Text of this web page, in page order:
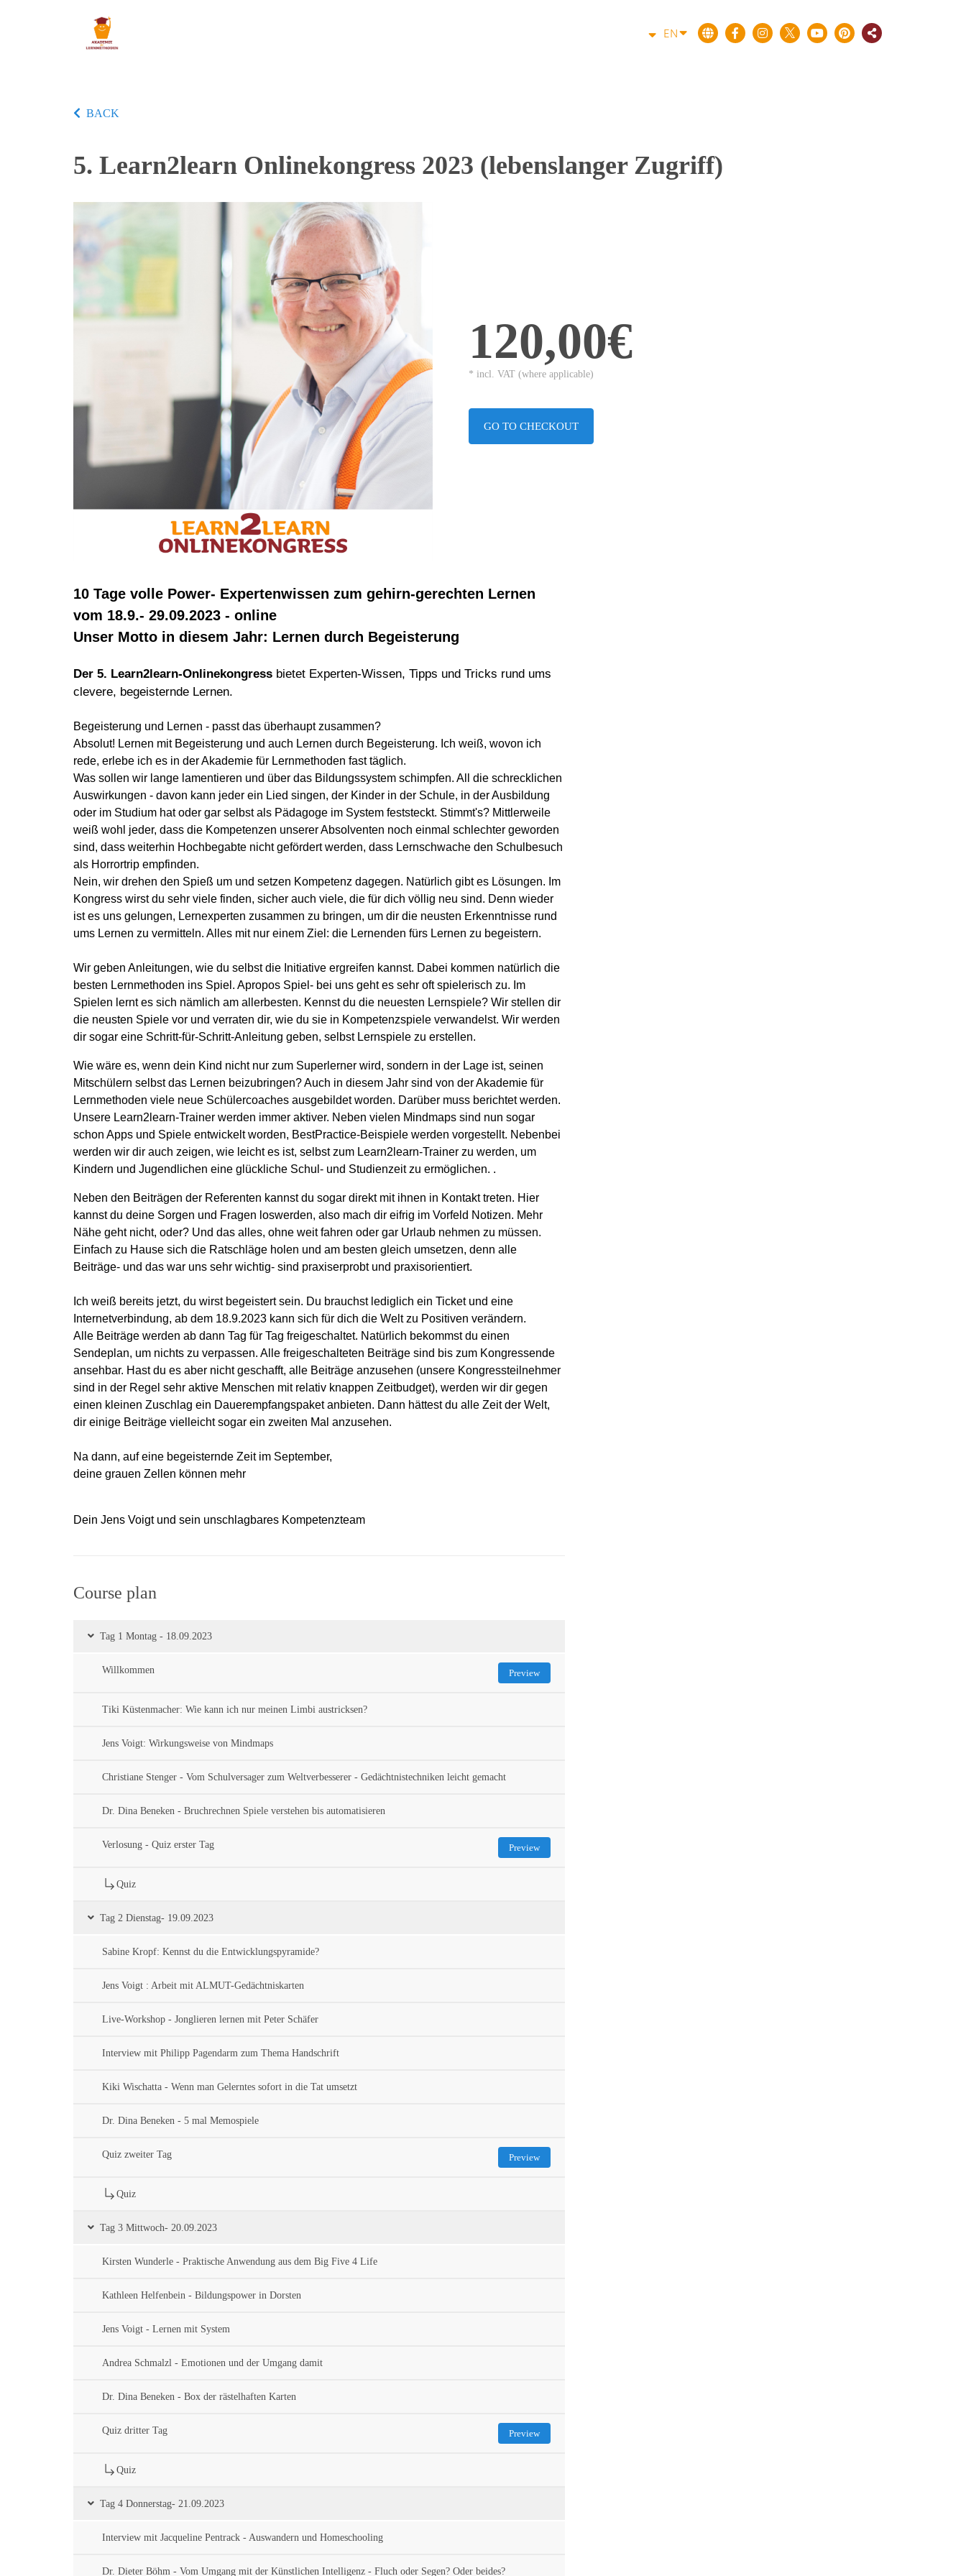
EN
BACK
5. Learn2learn Onlinekongress 2023 (lebenslanger Zugriff)
120,00€
* incl. VAT (where applicable)
GO TO CHECKOUT
10 Tage volle Power- Expertenwissen zum gehirn-gerechten Lernen
vom 18.9.- 29.09.2023 - online
Unser Motto in diesem Jahr: Lernen durch Begeisterung
Der 5. Learn2learn-Onlinekongress bietet Experten-Wissen, Tipps und Tricks rund ums
clevere, begeisternde Lernen.
Begeisterung und Lernen - passt das überhaupt zusammen?
Absolut! Lernen mit Begeisterung und auch Lernen durch Begeisterung. Ich weiß, wovon ich
rede, erlebe ich es in der Akademie für Lernmethoden fast täglich.
Was sollen wir lange lamentieren und über das Bildungssystem schimpfen. All die schrecklichen
Auswirkungen - davon kann jeder ein Lied singen, der Kinder in der Schule, in der Ausbildung
oder im Studium hat oder gar selbst als Pädagoge im System feststeckt. Stimmt's? Mittlerweile
weiß wohl jeder, dass die Kompetenzen unserer Absolventen noch einmal schlechter geworden
sind, dass weiterhin Hochbegabte nicht gefördert werden, dass Lernschwache den Schulbesuch
als Horrortrip empfinden.
Nein, wir drehen den Spieß um und setzen Kompetenz dagegen. Natürlich gibt es Lösungen. Im
Kongress wirst du sehr viele finden, sicher auch viele, die für dich völlig neu sind. Denn wieder
ist es uns gelungen, Lernexperten zusammen zu bringen, um dir die neusten Erkenntnisse rund
ums Lernen zu vermitteln. Alles mit nur einem Ziel: die Lernenden fürs Lernen zu begeistern.
Wir geben Anleitungen, wie du selbst die Initiative ergreifen kannst. Dabei kommen natürlich die
besten Lernmethoden ins Spiel. Apropos Spiel- bei uns geht es sehr oft spielerisch zu. Im
Spielen lernt es sich nämlich am allerbesten. Kennst du die neuesten Lernspiele? Wir stellen dir
die neusten Spiele vor und verraten dir, wie du sie in Kompetenzspiele verwandelst. Wir werden
dir sogar eine Schritt-für-Schritt-Anleitung geben, selbst Lernspiele zu erstellen.
Wie wäre es, wenn dein Kind nicht nur zum Superlerner wird, sondern in der Lage ist, seinen
Mitschülern selbst das Lernen beizubringen? Auch in diesem Jahr sind von der Akademie für
Lernmethoden viele neue Schülercoaches ausgebildet worden. Darüber muss berichtet werden.
Unsere Learn2learn-Trainer werden immer aktiver. Neben vielen Mindmaps sind nun sogar
schon Apps und Spiele entwickelt worden, BestPractice-Beispiele werden vorgestellt. Nebenbei
werden wir dir auch zeigen, wie leicht es ist, selbst zum Learn2learn-Trainer zu werden, um
Kindern und Jugendlichen eine glückliche Schul- und Studienzeit zu ermöglichen. .
Neben den Beiträgen der Referenten kannst du sogar direkt mit ihnen in Kontakt treten. Hier
kannst du deine Sorgen und Fragen loswerden, also mach dir eifrig im Vorfeld Notizen. Mehr
Nähe geht nicht, oder? Und das alles, ohne weit fahren oder gar Urlaub nehmen zu müssen.
Einfach zu Hause sich die Ratschläge holen und am besten gleich umsetzen, denn alle
Beiträge- und das war uns sehr wichtig- sind praxiserprobt und praxisorientiert.
Ich weiß bereits jetzt, du wirst begeistert sein. Du brauchst lediglich ein Ticket und eine
Internetverbindung, ab dem 18.9.2023 kann sich für dich die Welt zu Positiven verändern.
Alle Beiträge werden ab dann Tag für Tag freigeschaltet. Natürlich bekommst du einen
Sendeplan, um nichts zu verpassen. Alle freigeschalteten Beiträge sind bis zum Kongressende
ansehbar. Hast du es aber nicht geschafft, alle Beiträge anzusehen (unsere Kongressteilnehmer
sind in der Regel sehr aktive Menschen mit relativ knappen Zeitbudget), werden wir dir gegen
einen kleinen Zuschlag ein Dauerempfangspaket anbieten. Dann hättest du alle Zeit der Welt,
dir einige Beiträge vielleicht sogar ein zweiten Mal anzusehen.
Na dann, auf eine begeisternde Zeit im September,
deine grauen Zellen können mehr
Dein Jens Voigt und sein unschlagbares Kompetenzteam
Course plan
Tag 1 Montag - 18.09.2023
Willkommen Preview
Tiki Küstenmacher: Wie kann ich nur meinen Limbi austricksen?
Jens Voigt: Wirkungsweise von Mindmaps
Christiane Stenger - Vom Schulversager zum Weltverbesserer - Gedächtnistechniken leicht gemacht
Dr. Dina Beneken - Bruchrechnen Spiele verstehen bis automatisieren
Verlosung - Quiz erster Tag Preview
Quiz
Tag 2 Dienstag- 19.09.2023
Sabine Kropf: Kennst du die Entwicklungspyramide?
Jens Voigt : Arbeit mit ALMUT-Gedächtniskarten
Live-Workshop - Jonglieren lernen mit Peter Schäfer
Interview mit Philipp Pagendarm zum Thema Handschrift
Kiki Wischatta - Wenn man Gelerntes sofort in die Tat umsetzt
Dr. Dina Beneken - 5 mal Memospiele
Quiz zweiter Tag Preview
Quiz
Tag 3 Mittwoch- 20.09.2023
Kirsten Wunderle - Praktische Anwendung aus dem Big Five 4 Life
Kathleen Helfenbein - Bildungspower in Dorsten
Jens Voigt - Lernen mit System
Andrea Schmalzl - Emotionen und der Umgang damit
Dr. Dina Beneken - Box der rästelhaften Karten
Quiz dritter Tag Preview
Quiz
Tag 4 Donnerstag- 21.09.2023
Interview mit Jacqueline Pentrack - Auswandern und Homeschooling
Dr. Dieter Böhm - Vom Umgang mit der Künstlichen Intelligenz - Fluch oder Segen? Oder beides?